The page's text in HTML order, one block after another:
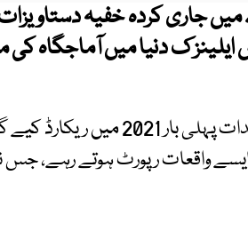
جاری کردہ ​​خفیہ دستاویزات
ایلینز ک دنیا میں آماجگاہ
دستاویزات کے مطابق یہ غیر معمولی
ایسے واقعات رپورٹ ہوتے رہے، جس